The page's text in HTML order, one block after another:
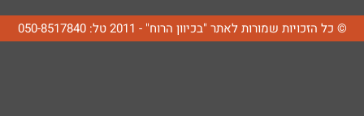
© כל הזכויות שמורות לאתר "בכיוון הרוח" - 2011 טל: 050-8517840